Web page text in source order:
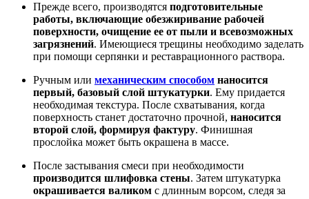
Прежде всего, производятся подготовительные
работы, включающие обезжиривание рабочей
поверхности, очищение ее от пыли и всевозможных
загрязнений. Имеющиеся трещины необходимо заделать
при помощи серпянки и реставрационного раствора.
Ручным или механическим способом наносится
первый, базовый слой штукатурки. Ему придается
необходимая текстура. После схватывания, когда
поверхность станет достаточно прочной, наносится
второй слой, формируя фактуру. Финишная
прослойка может быть окрашена в массе.
После застывания смеси при необходимости
производится шлифовка стены. Затем штукатурка
окрашивается валиком с длинным ворсом, следя за